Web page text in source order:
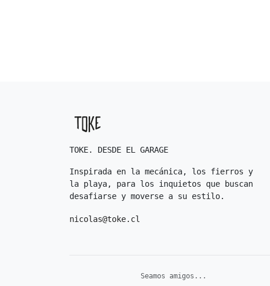
TOKE. DESDE EL GARAGE
Inspirada en la mecánica, los fierros y
la playa, para los inquietos que buscan
desafiarse y moverse a su estilo.
nicolas@toke.cl
Seamos amigos...